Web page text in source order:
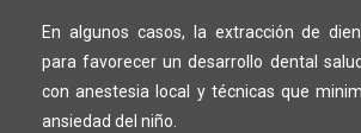
En algunos casos, la extracción de
para favorecer un desarrollo dental
con anestesia local y técnicas que
ansiedad del niño.